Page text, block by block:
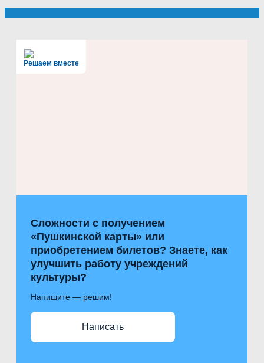
Решаем вместе
Сложности с получением
«Пушкинской карты» или
приобретением билетов? Знаете, как
улучшить работу учреждений
культуры?
Напишите — решим!
Написать